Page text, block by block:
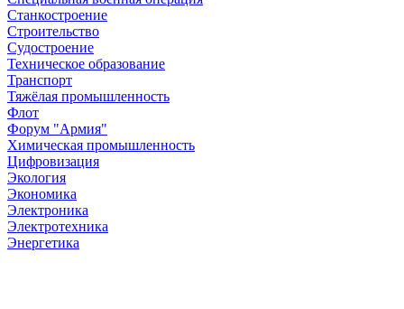
Станкостроение
Строительство
Судостроение
Техническое образование
Транспорт
Тяжёлая промышленность
Флот
Форум "Армия"
Химическая промышленность
Цифровизация
Экология
Экономика
Электроника
Электротехника
Энергетика